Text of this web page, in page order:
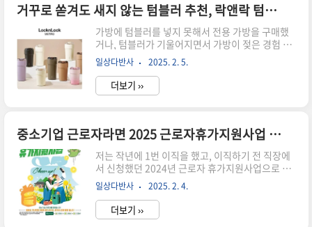
로 점검하는 것이 중요해요. 오늘 포스팅은 그랑콜
레오스 워셔액 교체 방법에 대해서 소개해볼께요.
그랑콜레오스 보닛 열기그랑콜레오스의 보닛은 여
는 방법이 조금 특별한 것 같아요. 과거에는 보닛을
열려면 핸들 아래쪽에 있는 보닛 레버를 한 번만 딸
깍하고 당기면 보닛이 덜컹하고 살짝 열렸었죠. 그
리고 그 틈 사이로 손을 넣어서 2중..
거꾸로 쏟겨도 새지 않는 텀블러 추천, 락앤락 텀블러 사용 후기
가방에 텀블러를 넣지 못해서 전용 가방을 구매했
거나, 텀블러가 기울어지면서 가방이 젖은 경험 있
으신가요? 네, 저는 있어요. 며칠 전 급하게 퇴근하
면서 텀블러를 가방에 막 집어넣고 달렸는데, 집에
와서 보니 텀블러 안에 커피가 조금 남아있었나 봐
요. 뚜껑이 있어서 괜찮을 줄 알았는데 사실 밀폐가
품이 있어서 바로 주문했고, 다음 날 새벽에 바로 배
송되어서 요 며칠 출퇴근하면서 사용해 본 후기에
대해서 포스팅해볼게요!락앤락 메트로카페 세라믹
텀블러사실 텀블러 하면 요즘 스탠리 텀블러가 대
세잖아요~ 저도 스탠리 텀블러가 하나 있었는데 남
편이 작년 여름에 아이스커피 마신다며 텀블러에
얼음 넣어놓고 깜빡했다가 다음..
일상다반사 2025. 2. 5.
더보기 ››
중소기업 근로자라면 2025 근로자휴가지원사업 꼭 참여하세요!
저는 작년에 1번 이직을 했고, 이직하기 전 직장에
서 신청했던 2024년 근로자 휴가지원사업으로 지
원금 받아서 남편과 총 2번의 휴가를 다녀왔어요.
이게 생각보다 꽤 쏠쏠하더라구요? 그래서 이직한
새 회사에서도 근로자 휴가지원사업 지원금 받기
위해 회사에 보고 드렸더니 대표님과 직원들이 너
일상다반사 2025. 2. 4.
더보기 ››